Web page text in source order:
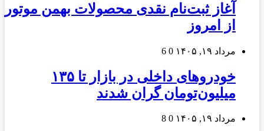
آغاز ثبت‌نام نقدی محصولات بهمن موتور
از امروز
مرداد ۱۹, ۱۴۰۵ 0
6
خودروهای داخلی در بازار تا ۱۳۵
میلیون‌تومان گران شدند
مرداد ۱۹, ۱۴۰۵ 0
8